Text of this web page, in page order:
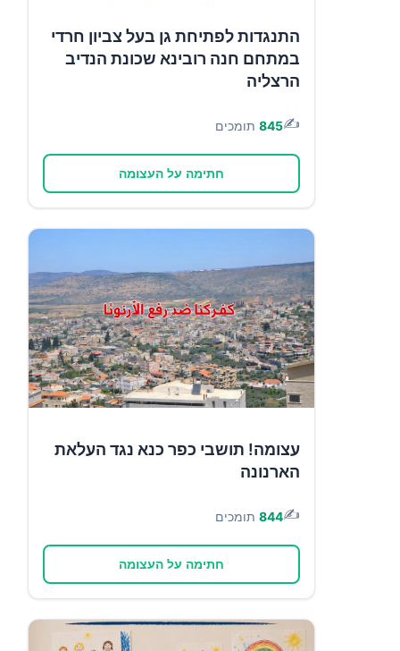
התנגדות לפתיחת גן בעל צביון חרדי
במתחם חנה רובינא שכונת הנדיב
הרצליה
✍️
845 תומכים
חתימה על העצומה
עצומה! תושבי כפר כנא נגד העלאת
הארנונה
✍️
844 תומכים
חתימה על העצומה